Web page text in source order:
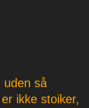
uden så
ikke stoiker,